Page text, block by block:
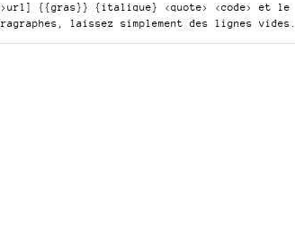
{{gras}} {italique} <quote> <code>
et le
laissez simplement des lignes vides.